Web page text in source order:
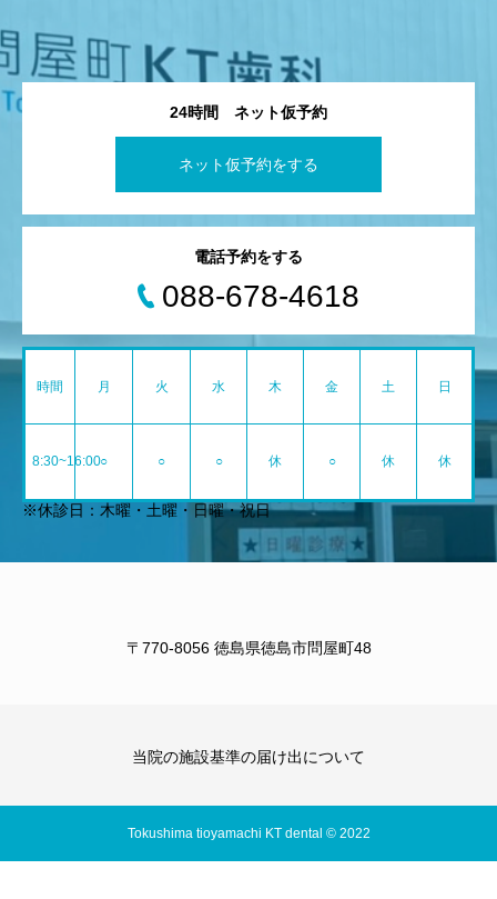
24時間 ネット仮予約
ネット仮予約をする
電話予約をする
088-678-4618
時間 月 火 水 木 金 土 日
8:30~16:00○ ○ ○ 休 ○ 休 休
※休診日：木曜・土曜・日曜・祝日
〒770-8056 徳島県徳島市問屋町48
当院の施設基準の届け出について
Tokushima tioyamachi KT dental © 2022